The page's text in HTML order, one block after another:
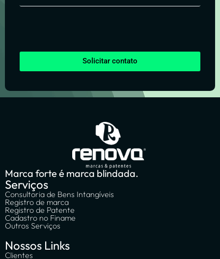
Solicitar contato
Marca forte é marca blindada.
Serviços
Consultoria de Bens Intangíveis
Registro de marca
Registro de Patente
Cadastro no Finame
Outros Serviços
Nossos Links
Clientes